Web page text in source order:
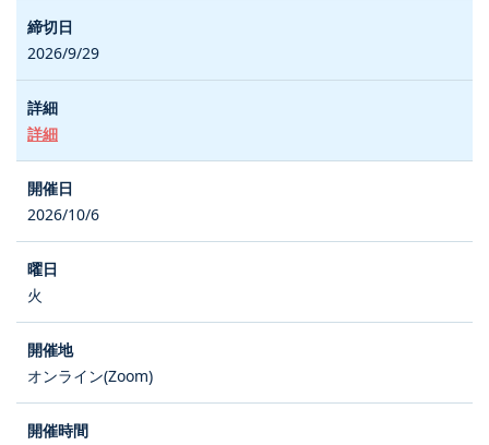
2026/9/29
詳細
2026/10/6
火
オンライン(Zoom)